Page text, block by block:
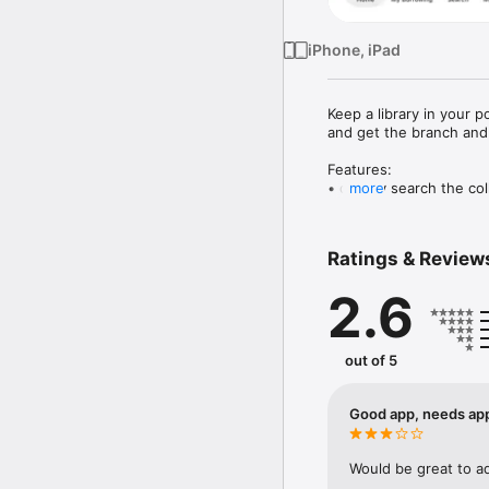
iPhone, iPad
Keep a library in your
and get the branch
Features:
• quickly search the
• place holds and
see the date your next
• keep track of your
• browse bestsellers,
• check branch hours
découvrir des titres,
disponibilité dont vous
Caractéristiques :
• effectuez une
more
Ratings &
2.6
out of 5
Good app, needs
Would be great to